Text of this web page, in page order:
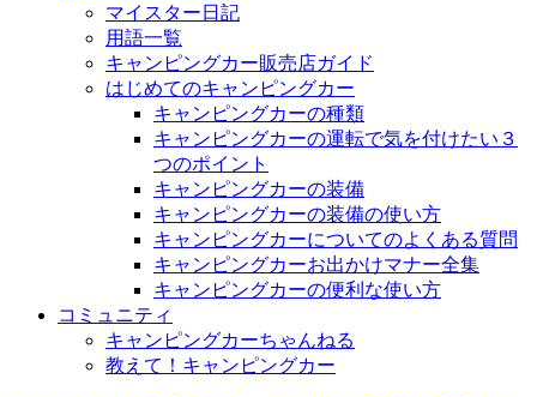
マイスター日記
用語一覧
キャンピングカー販売店ガイド
はじめてのキャンピングカー
キャンピングカーの種類
キャンピングカーの運転で気を付けたい３
つのポイント
キャンピングカーの装備
キャンピングカーの装備の使い方
キャンピングカーについてのよくある質問
キャンピングカーお出かけマナー全集
キャンピングカーの便利な使い方
コミュニティ
キャンピングカーちゃんねる
教えて！キャンピングカー